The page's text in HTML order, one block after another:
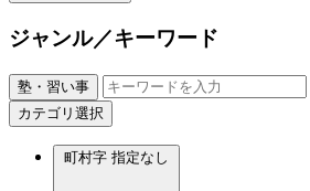
ジャンル／キーワード
塾・習い事
カテゴリ選択
町村字 指定なし